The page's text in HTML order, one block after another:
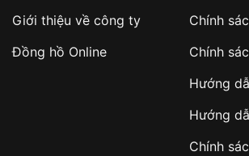
hàng
Số tiền còn lại thanh toán khi
✔️ Đảm bảo xử lý đơn hàng
✔️ Hạn chế tình trạng hủy đơn
Giới thiệu về công ty
Đồng hồ Online
Chính
Chính
Hướng
Hướng
Chính